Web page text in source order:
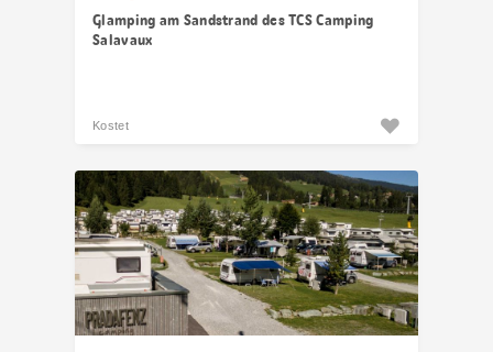
Glamping am Sandstrand des TCS Camping
Salavaux
Kostet